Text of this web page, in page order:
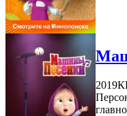
2019